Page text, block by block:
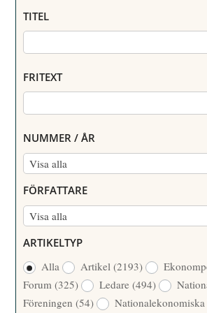
TITEL
FRITEXT
NUMMER / ÅR
Visa alla
N
M
M
/
Å
R
FÖRFATTARE
Visa alla
R
F
A
T
ARTIKELTYP
Alla
Artikel(2193)
Forum(325) Ledare(494)
Föreningen(54)